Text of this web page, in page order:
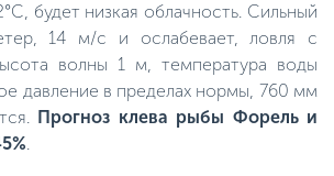
будет низкая облачность. Сильный
14 м/с и ослабевает, ловля с
волны 1 м, температура воды
давление в пределах нормы, 760 мм
Прогноз клева рыбы Форель и
.